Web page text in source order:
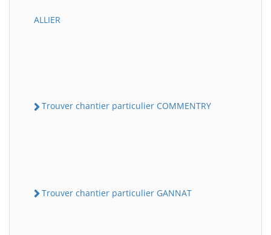
ALLIER
Trouver chantier particulier COMMENTRY
Trouver chantier particulier GANNAT